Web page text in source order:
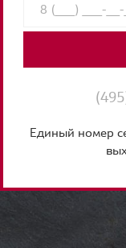
Единый номер